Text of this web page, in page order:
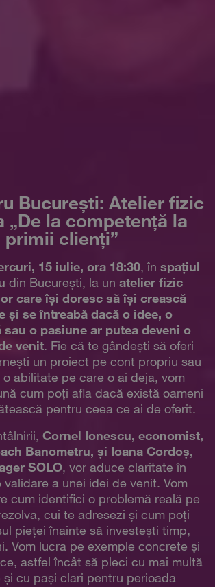
București: Atelier fizic
„De la competență la
primii clienți”
15 iulie, ora 18:30, în spațiul
din București, la un atelier fizic
care își doresc să își crească
și se întreabă dacă o idee, o
sau o pasiune ar putea deveni o
venit. Fie că te gândești să oferi
un proiect pe cont propriu sau
o abilitate pe care o ai deja, vom
cum poți afla dacă există oameni
pentru ceea ce ai de oferit.
Cornel Ionescu, economist,
Banometru, și Ioana Cordoș,
SOLO, vor aduce claritate în
validare a unei idei de venit. Vom
cum identifici o problemă reală pe
cui te adresezi și cum poți
pieței înainte să investești timp,
Vom lucra pe exemple concrete și
astfel încât să pleci cu mai multă
și cu pași clari pentru perioada